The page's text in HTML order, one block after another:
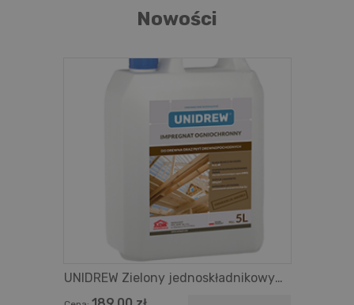
Nowości
UNIDREW Zielony jednoskładnikowy